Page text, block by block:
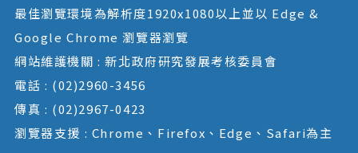
最佳瀏覽環境為解析度1920x1080以上並以 Edge &
Google Chrome 瀏覽器瀏覽
網站維護機關 : 新北政府研究發展考核委員會
電話 : (02)2960-3456
傳真 : (02)2967-0423
瀏覽器支援 : Chrome、Firefox、Edge、Safari為主